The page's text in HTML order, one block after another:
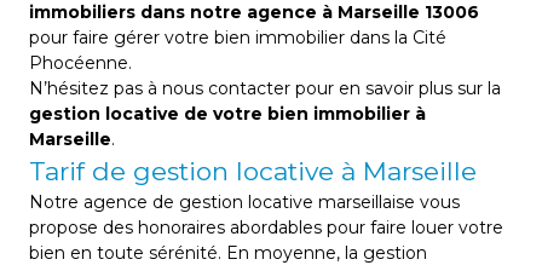
immobiliers dans notre agence à Marseille 13006
pour faire gérer votre bien immobilier dans la Cité
Phocéenne.
N’hésitez pas à nous contacter pour en savoir plus sur la
gestion locative de votre bien immobilier à
Marseille.
Tarif de gestion locative à Marseille
Notre agence de gestion locative marseillaise vous
propose des honoraires abordables pour faire louer votre
bien en toute sérénité. En moyenne, la gestion